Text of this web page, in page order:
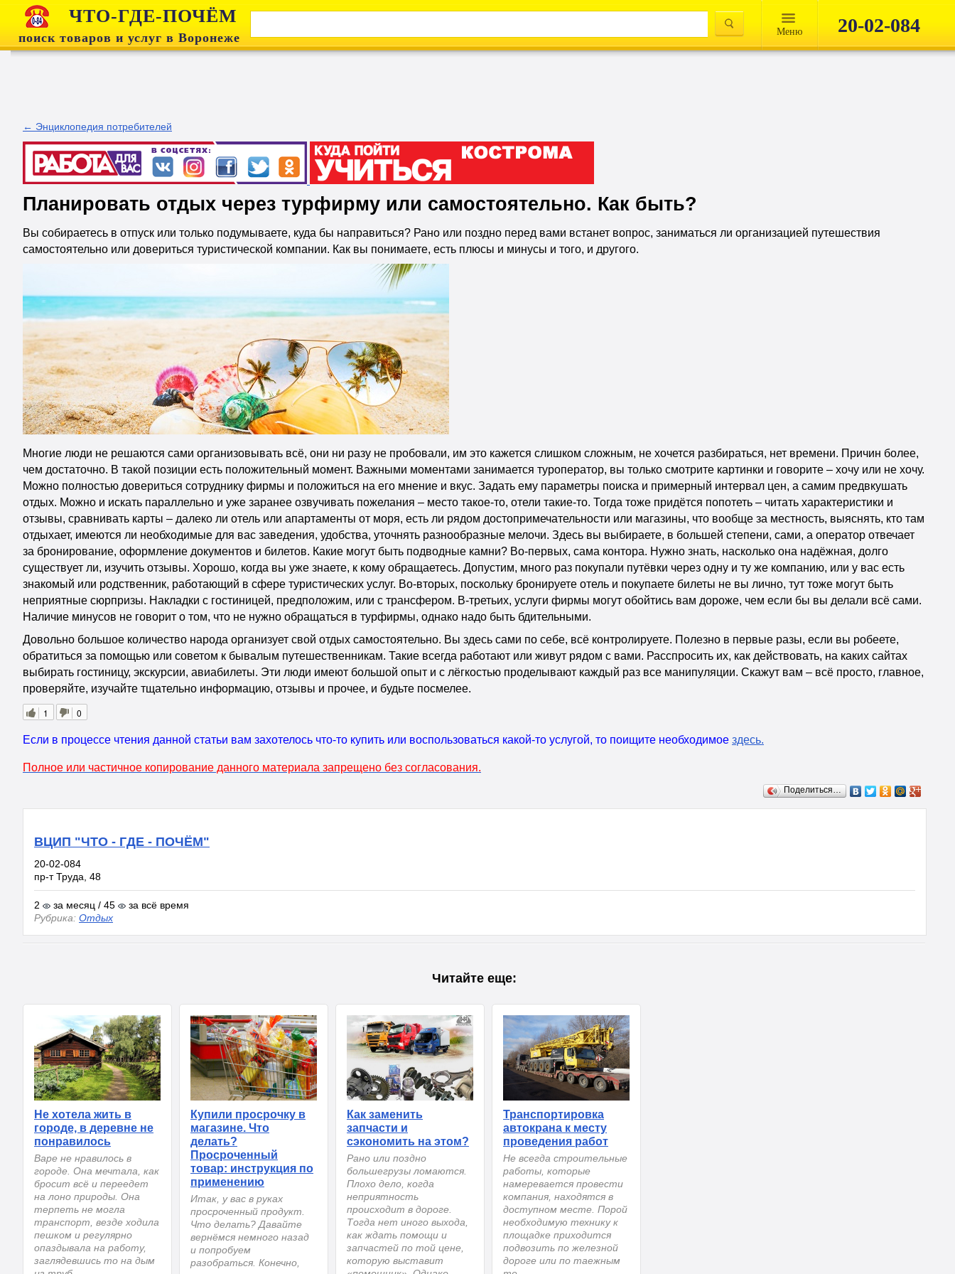
ЧТО-ГДЕ-ПОЧЁМ
поиск товаров и услуг в Воронеже Mеню 20-02-084
← Энциклопедия потребителей
Планировать отдых через турфирму или самостоятельно. Как быть?
Вы собираетесь в отпуск или только подумываете, куда бы направиться? Рано или поздно перед вами встанет вопрос, заниматься ли организацией путешествия
самостоятельно или довериться туристической компании. Как вы понимаете, есть плюсы и минусы и того, и другого.
Многие люди не решаются сами организовывать всё, они ни разу не пробовали, им это кажется слишком сложным, не хочется разбираться, нет времени. Причин более,
чем достаточно. В такой позиции есть положительный момент. Важными моментами занимается туроператор, вы только смотрите картинки и говорите – хочу или не хочу.
Можно полностью довериться сотруднику фирмы и положиться на его мнение и вкус. Задать ему параметры поиска и примерный интервал цен, а самим предвкушать
отдых. Можно и искать параллельно и уже заранее озвучивать пожелания – место такое-то, отели такие-то. Тогда тоже придётся попотеть – читать характеристики и
отзывы, сравнивать карты – далеко ли отель или апартаменты от моря, есть ли рядом достопримечательности или магазины, что вообще за местность, выяснять, кто там
отдыхает, имеются ли необходимые для вас заведения, удобства, уточнять разнообразные мелочи. Здесь вы выбираете, в большей степени, сами, а оператор отвечает
за бронирование, оформление документов и билетов. Какие могут быть подводные камни? Во-первых, сама контора. Нужно знать, насколько она надёжная, долго
существует ли, изучить отзывы. Хорошо, когда вы уже знаете, к кому обращаетесь. Допустим, много раз покупали путёвки через одну и ту же компанию, или у вас есть
знакомый или родственник, работающий в сфере туристических услуг. Во-вторых, поскольку бронируете отель и покупаете билеты не вы лично, тут тоже могут быть
неприятные сюрпризы. Накладки с гостиницей, предположим, или с трансфером. В-третьих, услуги фирмы могут обойтись вам дороже, чем если бы вы делали всё сами.
Наличие минусов не говорит о том, что не нужно обращаться в турфирмы, однако надо быть бдительными.
Довольно большое количество народа организует свой отдых самостоятельно. Вы здесь сами по себе, всё контролируете. Полезно в первые разы, если вы робеете,
обратиться за помощью или советом к бывалым путешественникам. Такие всегда работают или живут рядом с вами. Расспросить их, как действовать, на каких сайтах
выбирать гостиницу, экскурсии, авиабилеты. Эти люди имеют большой опыт и с лёгкостью проделывают каждый раз все манипуляции. Скажут вам – всё просто, главное,
проверяйте, изучайте тщательно информацию, отзывы и прочее, и будьте посмелее.
1
0
Если в процессе чтения данной статьи вам захотелось что-то купить или воспользоваться какой-то услугой, то поищите необходимое здесь.
Полное или частичное копирование данного материала запрещено без согласования.
Поделиться…
ВЦИП "ЧТО - ГДЕ - ПОЧЁМ"
20-02-084
пр-т Труда, 48
2 за месяц / 45
за всё время
Рубрика: Отдых
Читайте еще:
Не хотела жить в
городе, в деревне не
понравилось
Варе не нравилось в
городе. Она мечтала, как
бросит всё и переедет
на лоно природы. Она
терпеть не могла
транспорт, везде ходила
пешком и регулярно
опаздывала на работу,
заглядевшись то на дым
Купили просрочку в
магазине. Что
делать?
Просроченный
товар: инструкция по
применению
Итак, у вас в руках
просроченный продукт.
Что делать? Давайте
вернёмся немного назад
и попробуем
разобраться. Конечно,
Как заменить
запчасти и
сэкономить на этом?
Рано или поздно
большегрузы ломаются.
Плохо дело, когда
неприятность
происходит в дороге.
Тогда нет иного выхода,
как ждать помощи и
запчастей по той цене,
которую выставит
Транспортировка
автокрана к месту
проведения работ
Не всегда строительные
работы, которые
намеревается провести
компания, находятся в
доступном месте. Порой
необходимую технику к
площадке приходится
подвозить по железной
дороге или по таежным